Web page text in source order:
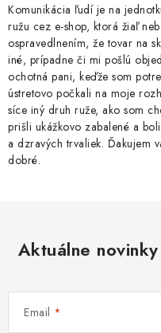
Komunikácia ľudí je na
ružu cez e-shop, ktorá žiaľ
ospravedlnením, že tovar na
iné, prípadne či mi pošlú
ochotná pani, keďže som
ústretovo počkali na moje
síce iný druh ruže, ako som
prišli ukážkovo zabalené a
a dzravých trvaliek. Ďakujem
dobré.
Aktuálne
Email